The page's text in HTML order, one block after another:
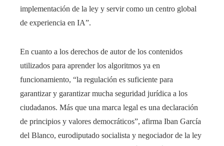
implementación de la ley y servir como un centro global
de experiencia en IA”.
En cuanto a los derechos de autor de los contenidos
utilizados para aprender los algoritmos ya en
funcionamiento, “la regulación es suficiente para
garantizar y garantizar mucha seguridad jurídica a los
ciudadanos. Más que una marca legal es una declaración
de principios y valores democráticos”, afirma Iban García
del Blanco, eurodiputado socialista y negociador de la ley